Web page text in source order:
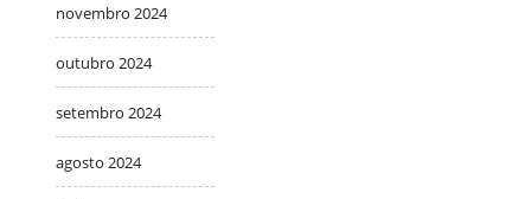
novembro 2024
outubro 2024
setembro 2024
agosto 2024